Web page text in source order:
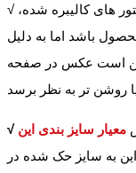
√ تمام سعی ما بر این است با استفاده از مانیتور های کالیبره شده،
باشد اما به دلیل
است عکس در صفحه
√ معیار سایز بندی این
به سایز حک شده در